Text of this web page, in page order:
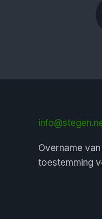
Overname
toestemming